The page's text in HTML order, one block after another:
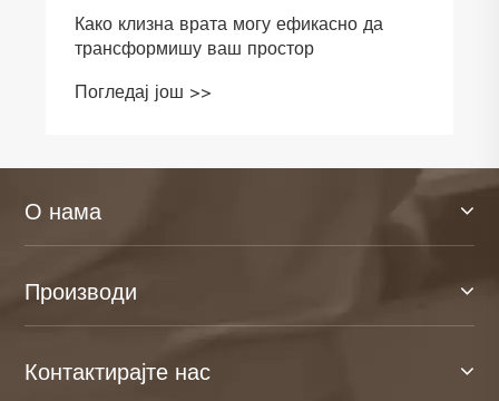
Како клизна врата могу ефикасно да
трансформишу ваш простор
Погледај још >>
О нама
Производи
Контактирајте нас